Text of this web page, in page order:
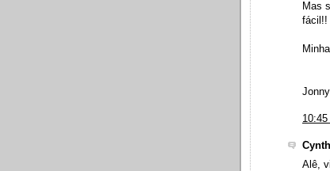
Mas
fácil!!
10:45
Alê,